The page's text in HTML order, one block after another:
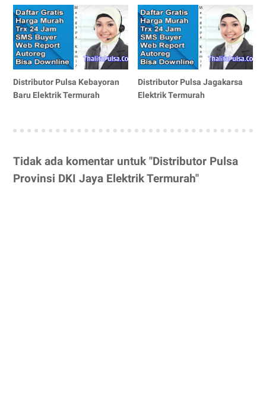
Distributor Pulsa Kebayoran
Baru Elektrik Termurah
Distributor Pulsa Jagakarsa
Elektrik Termurah
Tidak ada komentar untuk "Distributor Pulsa
Provinsi DKI Jaya Elektrik Termurah"